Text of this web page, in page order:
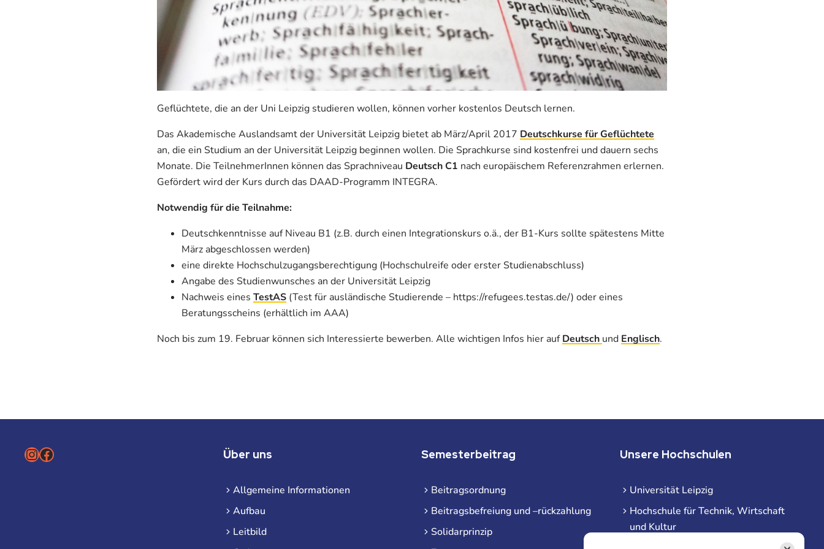
Geflüchtete, die an der Uni Leipzig studieren wollen, können vorher kostenlos Deutsch lernen.
Das Akademische Auslandsamt der Universität Leipzig bietet ab März/April 2017 Deutschkurse für Geflüchtete
an, die ein Studium an der Universität Leipzig beginnen wollen. Die Sprachkurse sind kostenfrei und dauern sechs
Monate. Die TeilnehmerInnen können das Sprachniveau Deutsch C1 nach europäischem Referenzrahmen erlernen.
Gefördert wird der Kurs durch das DAAD-Programm INTEGRA.
Notwendig für die Teilnahme:
Deutschkenntnisse auf Niveau B1 (z.B. durch einen Integrationskurs o.ä., der B1-Kurs sollte spätestens Mitte
März abgeschlossen werden)
eine direkte Hochschulzugangsberechtigung (Hochschulreife oder erster Studienabschluss)
Angabe des Studienwunsches an der Universität Leipzig
Nachweis eines TestAS(Test für ausländische Studierende – https://refugees.testas.de/) oder eines
Beratungsscheins (erhältlich im AAA)
Noch bis zum 19. Februar können sich Interessierte bewerben. Alle wichtigen Infos hier aufDeutsch und Englisch.
Instagram
Facebook Über uns
Allgemeine Informationen
Aufbau
Leitbild
Semesterbeitrag
Beitragsordnung
Beitragsbefreiung und –rückzahlung
Solidarprinzip
Unsere Hochschulen
Universität Leipzig
Hochschule für Technik, Wirtschaft
und Kultur